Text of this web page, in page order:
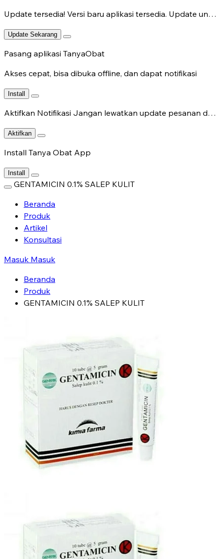
Update tersedia! Versi baru aplikasi tersedia. Update untuk fitur terbaru.
Update Sekarang
Pasang aplikasi TanyaObat
Akses cepat, bisa dibuka offline, dan dapat notifikasi
Install
Aktifkan Notifikasi Jangan lewatkan update pesanan dan chat dokter.
Aktifkan
Install Tanya Obat App
Install
GENTAMICIN 0.1% SALEP KULIT
Beranda
Produk
Artikel
Konsultasi
Masuk Masuk
Beranda
Produk
GENTAMICIN 0.1% SALEP KULIT